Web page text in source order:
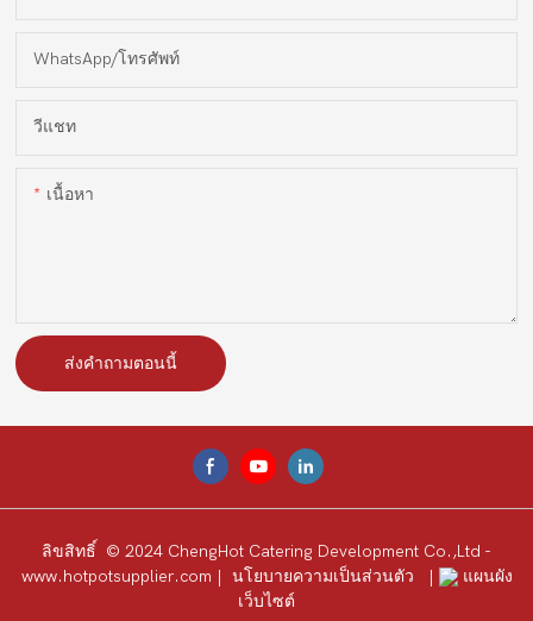
WhatsApp/โทรศัพท์
วีแชท
เนื้อหา
ส่งคำถามตอนนี้
ลิขสิทธิ์ © 2024 ChengHot Catering Development Co.,Ltd -
www.hotpotsupplier.com | นโยบายความเป็นส่วนตัว |
แผนผัง
เว็บไซต์